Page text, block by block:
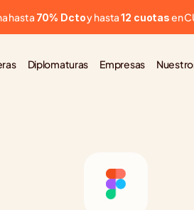
hasta 70% Dcto y hasta 12 cuotas en
Diplomaturas Empresas